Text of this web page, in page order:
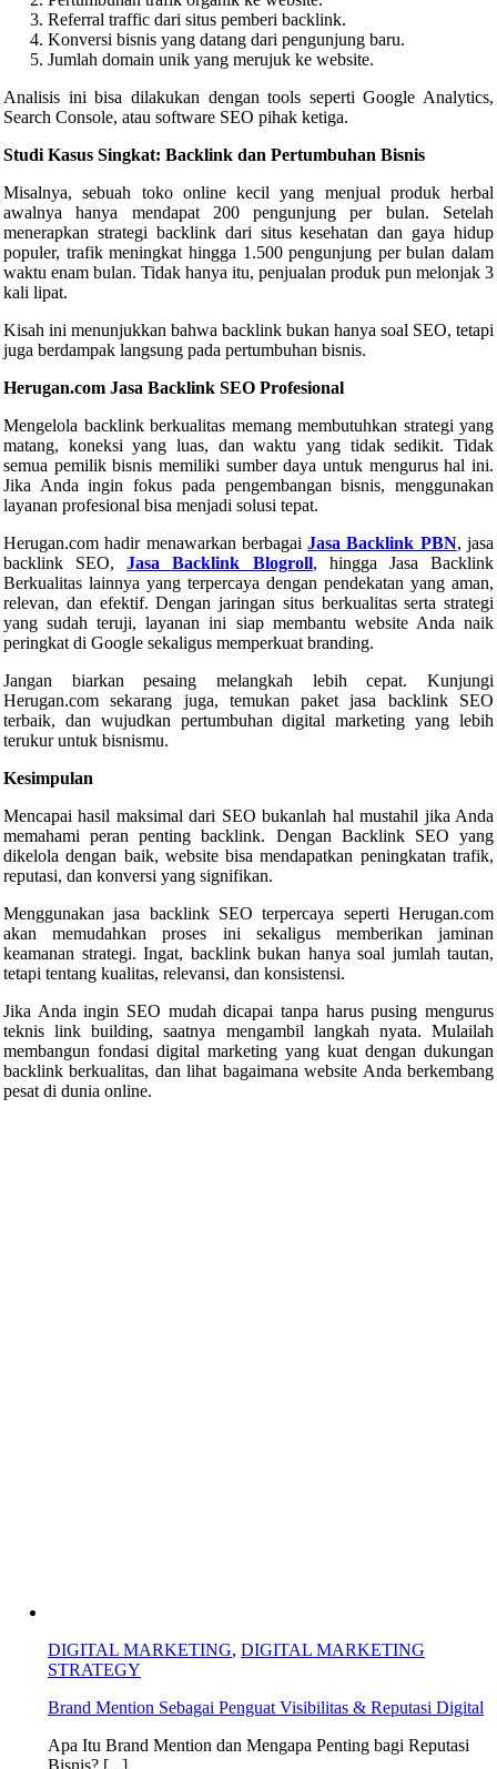
Referral traffic dari situs pemberi backlink.
Konversi bisnis yang datang dari pengunjung baru.
Jumlah domain unik yang merujuk ke website.
Analisis ini bisa dilakukan dengan tools seperti Google Analytics,
Search Console, atau software SEO pihak ketiga.
Studi Kasus Singkat: Backlink dan Pertumbuhan Bisnis
Misalnya, sebuah toko online kecil yang menjual produk herbal
awalnya hanya mendapat 200 pengunjung per bulan. Setelah
menerapkan strategi backlink dari situs kesehatan dan gaya hidup
populer, trafik meningkat hingga 1.500 pengunjung per bulan dalam
waktu enam bulan. Tidak hanya itu, penjualan produk pun melonjak 3
kali lipat.
Kisah ini menunjukkan bahwa backlink bukan hanya soal SEO, tetapi
juga berdampak langsung pada pertumbuhan bisnis.
Herugan.com Jasa Backlink SEO Profesional
Mengelola backlink berkualitas memang membutuhkan strategi yang
matang, koneksi yang luas, dan waktu yang tidak sedikit. Tidak
semua pemilik bisnis memiliki sumber daya untuk mengurus hal ini.
Jika Anda ingin fokus pada pengembangan bisnis, menggunakan
layanan profesional bisa menjadi solusi tepat.
Herugan.com hadir menawarkan berbagaiJasa Backlink PBN, jasa
backlink SEO,Jasa Backlink Blogroll, hingga Jasa Backlink
Berkualitas lainnya yang terpercaya dengan pendekatan yang aman,
relevan, dan efektif. Dengan jaringan situs berkualitas serta strategi
yang sudah teruji, layanan ini siap membantu website Anda naik
peringkat di Google sekaligus memperkuat branding.
Jangan biarkan pesaing melangkah lebih cepat. Kunjungi
Herugan.com sekarang juga, temukan paket jasa backlink SEO
terbaik, dan wujudkan pertumbuhan digital marketing yang lebih
terukur untuk bisnismu.
Kesimpulan
Mencapai hasil maksimal dari SEO bukanlah hal mustahil jika Anda
memahami peran penting backlink. Dengan Backlink SEO yang
dikelola dengan baik, website bisa mendapatkan peningkatan trafik,
reputasi, dan konversi yang signifikan.
Menggunakan jasa backlink SEO terpercaya seperti Herugan.com
akan memudahkan proses ini sekaligus memberikan jaminan
keamanan strategi. Ingat, backlink bukan hanya soal jumlah tautan,
tetapi tentang kualitas, relevansi, dan konsistensi.
Jika Anda ingin SEO mudah dicapai tanpa harus pusing mengurus
teknis link building, saatnya mengambil langkah nyata. Mulailah
membangun fondasi digital marketing yang kuat dengan dukungan
backlink berkualitas, dan lihat bagaimana website Anda berkembang
pesat di dunia online.
DIGITAL MARKETING, DIGITAL MARKETING
STRATEGY
Brand Mention Sebagai Penguat Visibilitas & Reputasi Digital
Apa Itu Brand Mention dan Mengapa Penting bagi Reputasi
Bisnis? [...]